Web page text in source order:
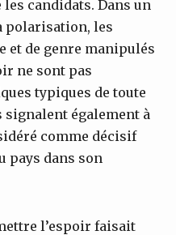
les candidats. Dans un
polarisation, les
et de genre manipulés
ne sont pas
typiques de toute
signalent également à
comme décisif
pays dans son
l’espoir faisait